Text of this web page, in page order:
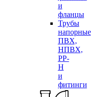
и
фланцы
Трубы
напорные
ПВХ,
НПВХ,
PP-
H
и
фитинги